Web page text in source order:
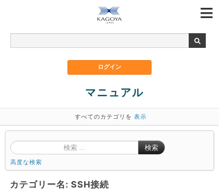
マニュアル
すべてのカテゴリを 表示
検索
高度な検索
カテゴリー名: SSH接続